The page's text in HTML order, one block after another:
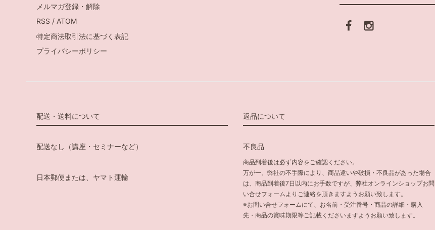
メルマガ登録・解除
RSS / ATOM
特定商法取引法に基づく表記
プライバシーポリシー
配送・送料について
配送なし（講座・セミナーなど）
日本郵便または、ヤマト運輸
返品について
不良品
商品到着後は必ず内容をご確認ください。
万が一、弊社の不手際により、商品違いや破損・不良品があった場合
は、商品到着後7日以内にお手数ですが、弊社オンラインショップお問
い合せフォームよりご連絡を頂きますようお願い致します。
※お問い合せフォームにて、お名前・受注番号・商品の詳細・購入
先・商品の賞味期限等ご記載くださいますようお願い致します。